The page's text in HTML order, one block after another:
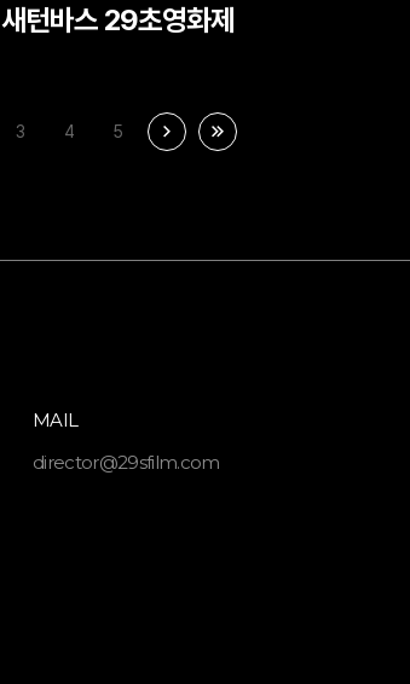
새턴바스 29초영화제
3 4 5
MAIL
director@29sfilm.com